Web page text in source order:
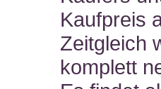
Kaufpreis
Zeitgleich
komplett